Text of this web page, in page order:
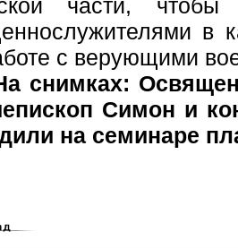
части,
в
с верующими
снимках:
Симон и
на семинаре